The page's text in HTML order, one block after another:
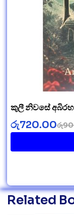
කුලී නිවසේ
රු
රු720.00
Related